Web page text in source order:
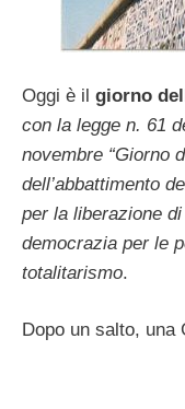
Oggi è il giorno
con la legge n. 61
novembre “Giorno
dell’abbattimento
per la liberazione
democrazia per le
totalitarismo.
Dopo un salto, una